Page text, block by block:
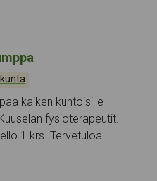
kaiken kuntoisille
fysioterapeutit.
1.krs. Tervetuloa!